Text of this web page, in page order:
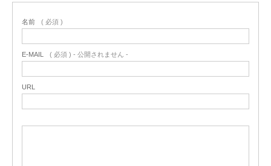
名前 ( 必須 )
E-MAIL ( 必須 ) - 公開されません -
URL